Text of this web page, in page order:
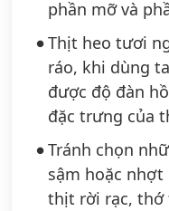
phần mỡ và
Thịt heo tươi
ráo, khi dùng
được độ đàn
đặc trưng của
Tránh chọn
sậm hoặc
thịt rời rạc, thớ